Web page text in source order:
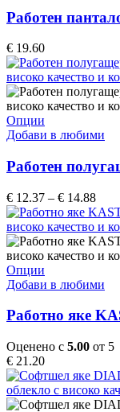
multiple
variants.
The
options
may
be
chosen
the
product
Работен
€ 19.60
Опции
product
multiple
variants.
The
options
may
be
chosen
on
the
product
Добави в любими
Работен
€ 12.37 – € 14.88Price
€
€
Опции
product
multiple
The
options
may
be
chosen
Добави в любими
Работно яке
Оценено с 5.00 от 5
€ 21.20